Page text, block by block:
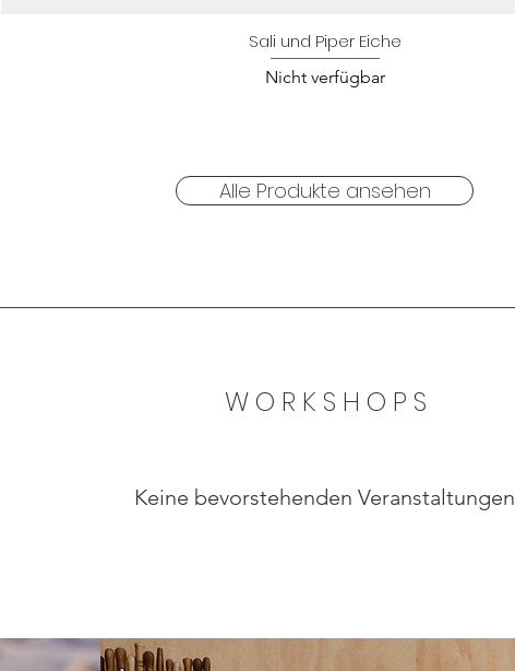
Schnellansicht
Sali und Piper Eiche
Nicht verfügbar
Alle Produkte ansehen
WORKSHOPS
Keine bevorstehenden Veranstaltungen